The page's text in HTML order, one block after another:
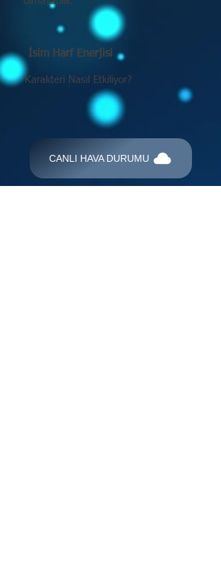
İsim Harf Enerjisi
Karakteri Nasıl Etkiliyor?
CANLI HAVA DURUMU